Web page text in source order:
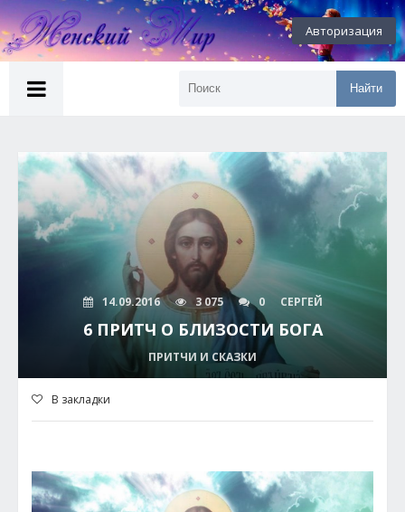
Авторизация
Найти
14.09.2016 3 075 0 СЕРГЕЙ
6 ПРИТЧ О БЛИЗОСТИ БОГА
ПРИТЧИ И СКАЗКИ
В закладки